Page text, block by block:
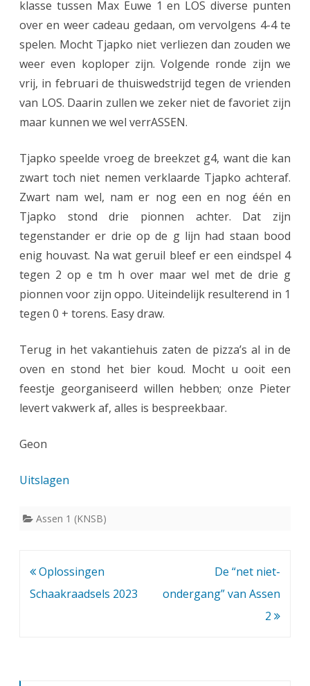
klasse tussen Max Euwe 1 en LOS diverse punten
over en weer cadeau gedaan, om vervolgens 4-4 te
spelen. Mocht Tjapko niet verliezen dan zouden we
weer even koploper zijn. Volgende ronde zijn we
vrij, in februari de thuiswedstrijd tegen de vrienden
van LOS. Daarin zullen we zeker niet de favoriet zijn
maar kunnen we wel verrASSEN.
Tjapko speelde vroeg de breekzet g4, want die kan
zwart toch niet nemen verklaarde Tjapko achteraf.
Zwart nam wel, nam er nog een en nog één en
Tjapko stond drie pionnen achter. Dat zijn
tegenstander er drie op de g lijn had staan bood
enig houvast. Na wat geruil bleef er een eindspel 4
tegen 2 op e tm h over maar wel met de drie g
pionnen voor zijn oppo. Uiteindelijk resulterend in 1
tegen 0 + torens. Easy draw.
Terug in het vakantiehuis zaten de pizza’s al in de
oven en stond het bier koud. Mocht u ooit een
feestje georganiseerd willen hebben; onze Pieter
levert vakwerk af, alles is bespreekbaar.
Geon
Uitslagen
Assen 1 (KNSB)
Bericht
navigatie
Oplossingen
Schaakraadsels 2023
De “net niet-
ondergang” van Assen
2